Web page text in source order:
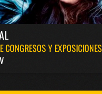
CONGRESOS Y EXPOSICIONES